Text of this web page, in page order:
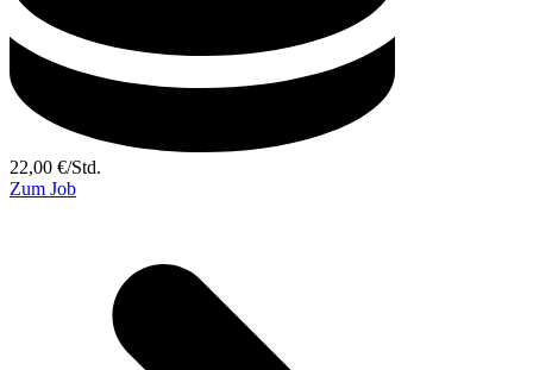
22,00 €/Std.
Zum Job